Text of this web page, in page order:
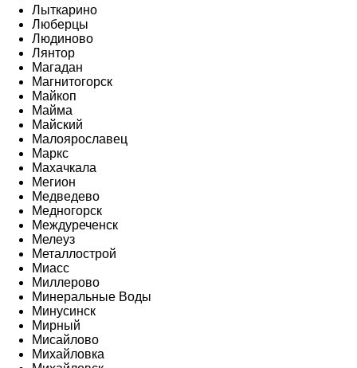
Лыткарино
Люберцы
Людиново
Лянтор
Магадан
Магнитогорск
Майкоп
Майма
Майский
Малоярославец
Маркс
Махачкала
Мегион
Медведево
Медногорск
Междуреченск
Мелеуз
Металлострой
Миасс
Миллерово
Минеральные Воды
Минусинск
Мирный
Мисайлово
Михайловка